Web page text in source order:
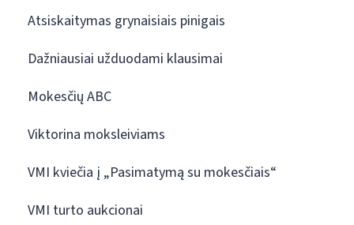
Atsiskaitymas grynaisiais pinigais
Dažniausiai užduodami klausimai
Mokesčių ABC
Viktorina moksleiviams
VMI kviečia į „Pasimatymą su mokesčiais“
VMI turto aukcionai